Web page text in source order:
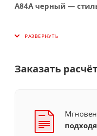
A84A черный —
Заказать